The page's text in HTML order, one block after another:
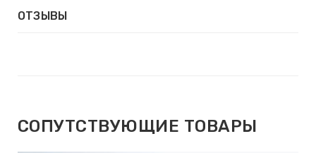
ОТЗЫВЫ
СОПУТСТВУЮЩИЕ ТОВАРЫ